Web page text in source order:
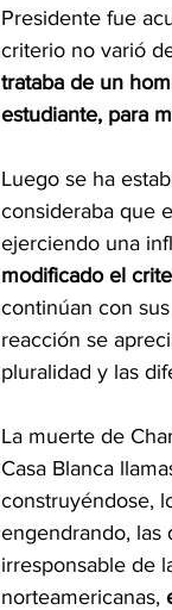
Presidente fue
criterio no varió
trataba de un
estudiante, para
Luego se ha
consideraba que
ejerciendo una
modificado el
continúan con
reacción se
pluralidad y las
La muerte de
Casa Blanca
construyéndose,
engendrando, las
irresponsable de
norteamericanas,